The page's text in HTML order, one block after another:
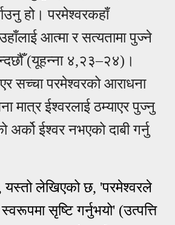
हो। परमेश्वरकहाँ
उहाँलाई आत्मा र सत्यतामा पुज्ने
(यूहन्ना ४,२३–२४)।
सच्चा परमेश्वरको आराधना
मात्र ईश्वरलाई ठम्याएर पुज्नु
ईश्वर नभएको दाबी गर्नु
यस्तो लेखिएको छ, 'परमेश्वरले
सृष्टि गर्नुभयो' (उत्पत्ति